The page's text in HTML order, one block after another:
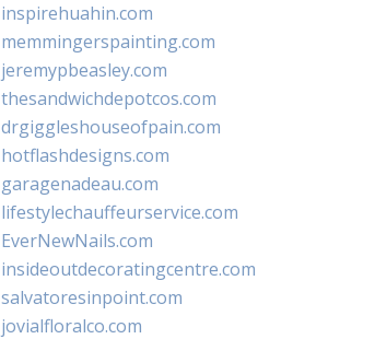
inspirehuahin.com
memmingerspainting.com
jeremypbeasley.com
thesandwichdepotcos.com
drgiggleshouseofpain.com
hotflashdesigns.com
garagenadeau.com
lifestylechauffeurservice.com
EverNewNails.com
insideoutdecoratingcentre.com
salvatoresinpoint.com
jovialfloralco.com